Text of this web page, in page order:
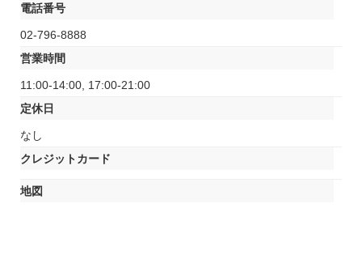
電話番号
02-796-8888
営業時間
11:00-14:00, 17:00-21:00
定休日
なし
クレジットカード
地図